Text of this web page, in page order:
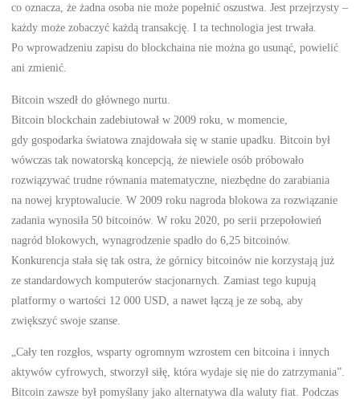
co oznacza, że żadna osoba nie może popełnić oszustwa. Jest przejrzysty –
każdy może zobaczyć każdą transakcję. I ta technologia jest trwała.
Po wprowadzeniu zapisu do blockchaina nie można go usunąć, powielić
ani zmienić.
Bitcoin wszedł do głównego nurtu.
Bitcoin blockchain zadebiutował w 2009 roku, w momencie,
gdy gospodarka światowa znajdowała się w stanie upadku. Bitcoin był
wówczas tak nowatorską koncepcją, że niewiele osób próbowało
rozwiązywać trudne równania matematyczne, niezbędne do zarabiania
na nowej kryptowalucie. W 2009 roku nagroda blokowa za rozwiązanie
zadania wynosiła 50 bitcoinów. W roku 2020, po serii przepołowień
nagród blokowych, wynagrodzenie spadło do 6,25 bitcoinów.
Konkurencja stała się tak ostra, że górnicy bitcoinów nie korzystają już
ze standardowych komputerów stacjonarnych. Zamiast tego kupują
platformy o wartości 12 000 USD, a nawet łączą je ze sobą, aby
zwiększyć swoje szanse.
„Cały ten rozgłos, wsparty ogromnym wzrostem cen bitcoina i innych
aktywów cyfrowych, stworzył siłę, która wydaje się nie do zatrzymania”.
Bitcoin zawsze był pomyślany jako alternatywa dla waluty fiat. Podczas